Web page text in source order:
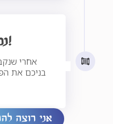
נמצאה חברותא!
אחרי
בניכם את
אני רוצה